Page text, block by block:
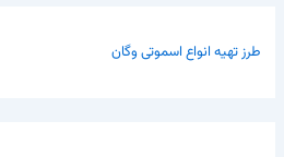
طرز تهیه انواع اسموتی وگان